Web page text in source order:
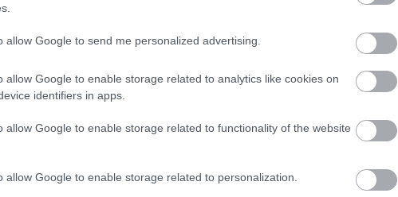
allow Google to send me personalized advertising.
allow Google to enable storage related to analytics like cookies on
identifiers in apps.
allow Google to enable storage related to functionality of the website
allow Google to enable storage related to personalization.
الحلوة